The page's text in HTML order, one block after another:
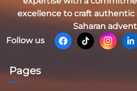
excellence to craft
Saharan
Follow us
Pages